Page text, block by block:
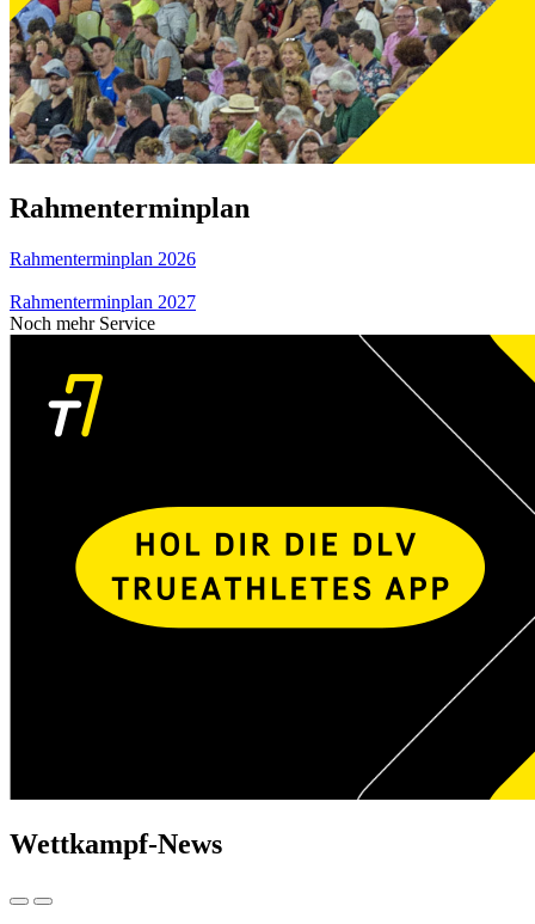
Rahmenterminplan
Rahmenterminplan 2026
Rahmenterminplan 2027
Noch mehr Service
Wettkampf-News